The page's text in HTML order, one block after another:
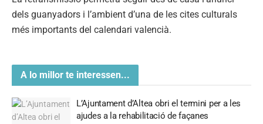
dels guanyadors i l’ambient d’una de les cites culturals
més importants del calendari valencià.
A lo millor te interessen...
L’Ajuntament d’Altea obri el termini per a les
ajudes a la rehabilitació de façanes